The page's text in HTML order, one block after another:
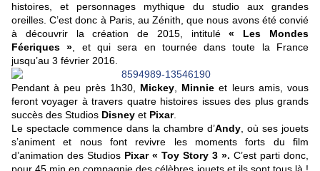
histoires, et personnages mythique du studio aux grandes
oreilles. C’est donc à Paris, au Zénith, que nous avons été convié
à découvrir la création de 2015, intitulé« Les Mondes
Féeriques » , et qui sera en tournée dans toute la France
jusqu’au 3 février 2016.
Pendant à peu près 1h30, Mickey Minnie et leurs amis, vous
feront voyager à travers quatre histoires issues des plus grands
succès des Studios Disney et Pixar.
Le spectacle commence dans la chambre d’Andy , où ses jouets
s’animent et nous font revivre les moments forts du film
d’animation des Studios Pixar « Toy Story 3 ». C’est parti donc,